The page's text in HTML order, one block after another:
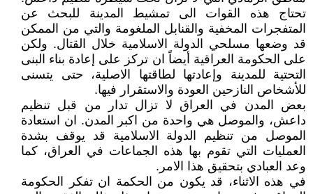
تحتاج هذه القوات الى تمشيط المدينة للبحث عن
المتفجرات المخفية والقنابل الملغومة والتي من الممكن
قد وضعها مسلحي الدولة الاسلامية خلال القتال. ولكن
على الحكومة العراقية أيضاً ان تركز على إعادة بناء البنى
التحتية للمدينة وإعادتها لطاقتها الاصلية، حتى يتسنى
للأشخاص النازحين العودة والاستقرار فيها.
بعض المدن في العراق لا تزال تدار من قبل تنظيم
داعش، والموصل هي واحدة من اكبر المدن. ان استعادة
الموصل من تنظيم الدولة الاسلامية قد يوقف بشدة
العمليات التي تقوم بها هذه الجماعات في العراق، كما
وعد العبادي بتحقيق هذا الامر.
في هذه الاثناء، قد يكون من الحكمة ان تفكر الحكومة